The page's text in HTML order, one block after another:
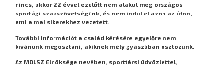
nincs, akkor 22 évvel ezelőtt nem alakul meg országos
sportági szakszövetségünk, és nem indul el azon az úton,
ami a mai sikerekhez vezetett.
További információt a család kérésére egyelőre nem
kívánunk megosztani, akiknek mély gyászában osztozunk.
Az MDLSZ Elnöksége nevében, sporttársi üdvözlettel,